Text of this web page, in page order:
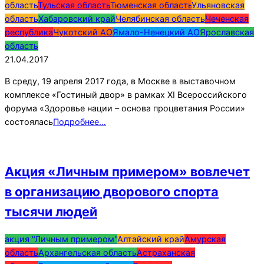
областьТульская областьТюменская областьУльяновская
областьХабаровский крайЧелябинская областьЧеченская
республикаЧукотский АОЯмало-Ненецкий АОЯрославская
область
21.04.2017
В среду, 19 апреля 2017 года, в Москве в выставочном
комплексе «Гостиный двор» в рамках XI Всероссийского
форума «Здоровье нации – основа процветания России»
состояласьПодробнее…
Акция «Личным примером» вовлечет
в организацию дворового спорта
тысячи людей
2017-
03-
акция "Личным примером"Алтайский крайАмурская
областьАрхангельская областьАстраханская